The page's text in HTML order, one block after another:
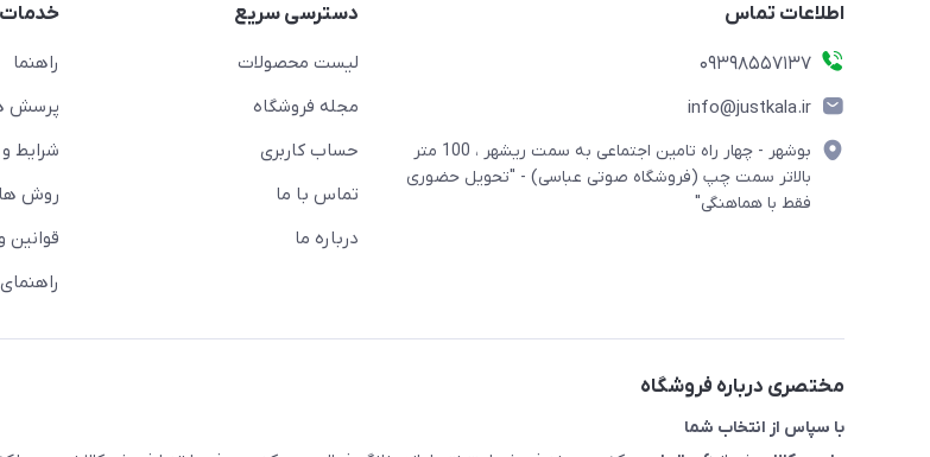
اطلاعات تماس
09398557137
info@justkala.ir
بوشهر - چهار راه تامین اجتماعی به سمت ریشهر ، 100 متر
بالاتر سمت چپ (فروشگاه صوتی عباسی) - "تحویل حضوری
فقط با هماهنگی"
دسترسی سریع
لیست محصولات
مجله فروشگاه
حساب کاربری
تماس با ما
درباره ما
راهنما
پرسش
شرایط
روش
قوانین
مختصری درباره فروشگاه
با سپاس از انتخاب شما